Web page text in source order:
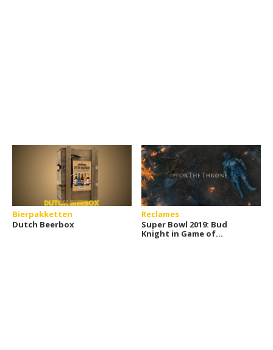
Bierpakketten
Dutch Beerbox
Reclames
Super Bowl 2019: Bud
Knight in Game of